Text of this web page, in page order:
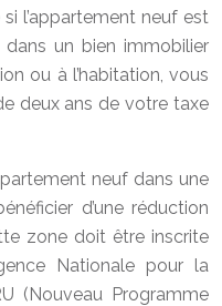
l’appartement neuf est
un bien immobilier
ou à l’habitation, vous
deux ans de votre taxe
neuf dans une
d’une réduction
zone doit être inscrite
Nationale pour la
(Nouveau Programme